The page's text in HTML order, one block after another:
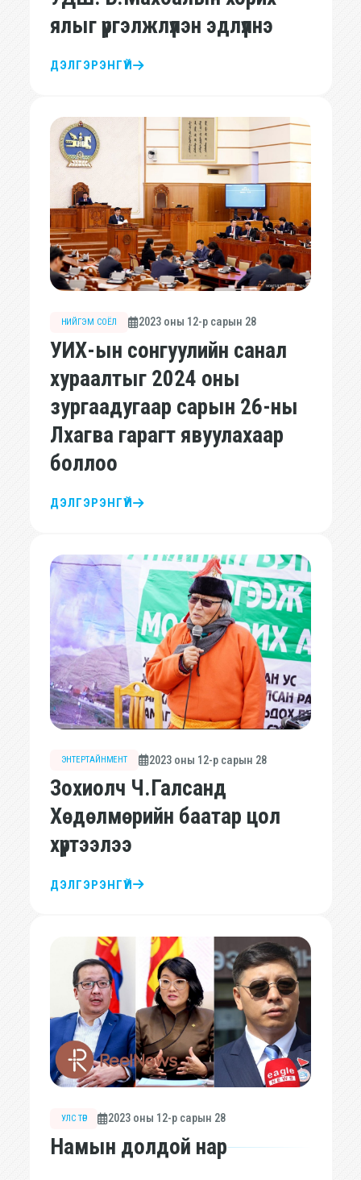
ялыг үргэлжлүүлэн эдлүүлнэ
ДЭЛГЭРЭНГҮЙ
НИЙГЭМ СОЁЛ 2023 оны 12-р сарын 28
УИХ-ын сонгуулийн санал
хураалтыг 2024 оны
зургаадугаар сарын 26-ны
Лхагва гарагт явуулахаар
боллоо
ДЭЛГЭРЭНГҮЙ
ЭНТЕРТАЙНМЕНТ 2023 оны 12-р сарын 28
Зохиолч Ч.Галсанд
Хөдөлмөрийн баатар цол
хүртээлээ
ДЭЛГЭРЭНГҮЙ
УЛС ТӨР 2023 оны 12-р сарын 28
Намын долдой нар